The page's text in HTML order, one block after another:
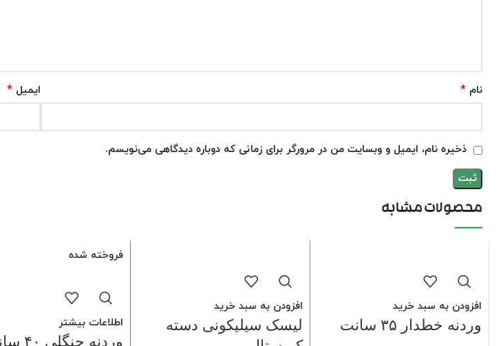
نام * ایمیل *
ذخیره نام، ایمیل و وبسایت من در مرورگر برای زمانی که دوباره دیدگاهی می‌نویسم.
محصولات مشابه
افزودن به سبد خرید
وردنه خطدار ۳۵ سانت
افزودن به سبد خرید
لیسک سیلیکونی دسته
فروخته شده
اطلاعات بیشتر
وردنه جنگلی ۴۰ سانت